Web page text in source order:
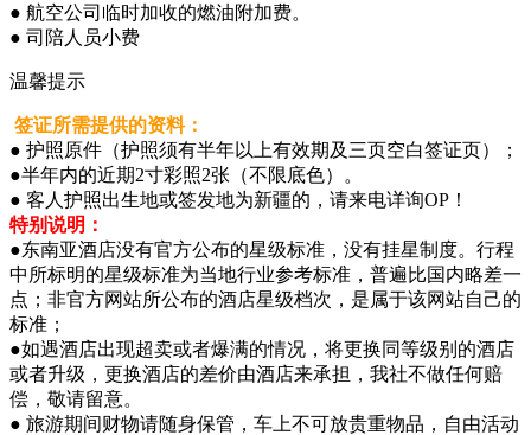
● 航空公司临时加收的燃油附加费。
● 司陪人员小费
温馨提示
签证所需提供的资料：
● 护照原件（护照须有半年以上有效期及三页空白签证页）；
●半年内的近期2寸彩照2张（不限底色）。
● 客人护照出生地或签发地为新疆的，请来电详询OP！
特别说明：
●东南亚酒店没有官方公布的星级标准，没有挂星制度。行程
中所标明的星级标准为当地行业参考标准，普遍比国内略差一
点；非官方网站所公布的酒店星级档次，是属于该网站自己的
标准；
●如遇酒店出现超卖或者爆满的情况，将更换同等级别的酒店
或者升级，更换酒店的差价由酒店来承担，我社不做任何赔
偿，敬请留意。
● 旅游期间财物请随身保管，车上不可放贵重物品，自由活动